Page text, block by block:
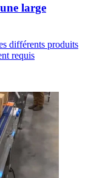
large
différents produits
requis